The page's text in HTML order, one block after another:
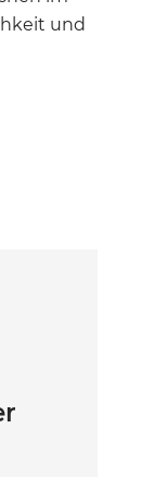
und